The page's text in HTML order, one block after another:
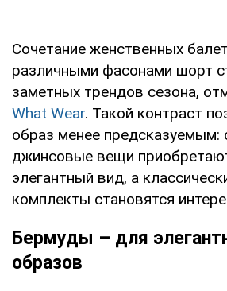
Сочетание женственных
различными фасонами шорт
заметных трендов сезона,
What Wear. Такой контраст
образ менее предсказуемым:
джинсовые вещи
элегантный вид, а
комплекты становятся
Бермуды – для
образов